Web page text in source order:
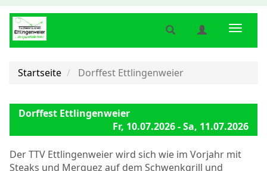
Benutzermenü
Suche
verbergen
Startseite Dorffest Ettlingenweier
Dorffest Ettlingenweier
Fr, 10.07.2026 - Sa, 11.07.2026
Der TTV Ettlingenweier wird sich wie im Vorjahr mit
Steaks und Merquez auf dem Schwenkgrill und